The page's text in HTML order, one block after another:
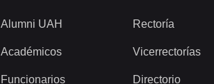
Alumni UAH
Académicos
Funcionarios
Rectoría
Vicerrectorías
Directorio